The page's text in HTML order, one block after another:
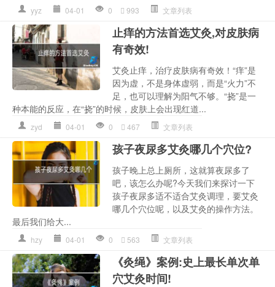
yyz 04-01 0 993 文章列表
止痒的方法首选艾灸,对皮肤病
有奇效!
艾灸止痒，治疗皮肤病有奇效！“痒”是
因为虚，不是身体虚弱，而是“火力”不
足，也可以理解为阳气不够。“挠”是一
种本能的反应，在“挠”的时候，皮肤上会出现红道...
zyd 04-01 0 467 文章列表
孩子夜尿多艾灸哪几个穴位?
孩子晚上总上厕所，这就算夜尿多了
吧，该怎么办呢?今天我们来探讨一下
孩子夜尿多适不适合艾灸调理，要艾灸
哪几个穴位呢，以及艾灸的操作方法。
最后我们给大...
hzy 04-01 0 563 文章列表
《灸绳》案例:史上最长单次单
穴艾灸时间!